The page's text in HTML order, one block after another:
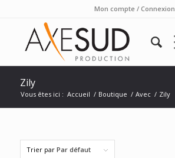
Mon compte / Connexion
Zily
Vous êtes ici : Accueil / Boutique / Avec / Zily
Trier par Par défaut